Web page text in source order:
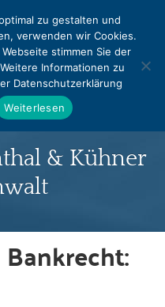
240544
& Kühner
Startseite
zu gestalten und
verwenden wir Cookies.
stimmen Sie der
Informationen zu
Datenschutzerklärung
Weiterlesen